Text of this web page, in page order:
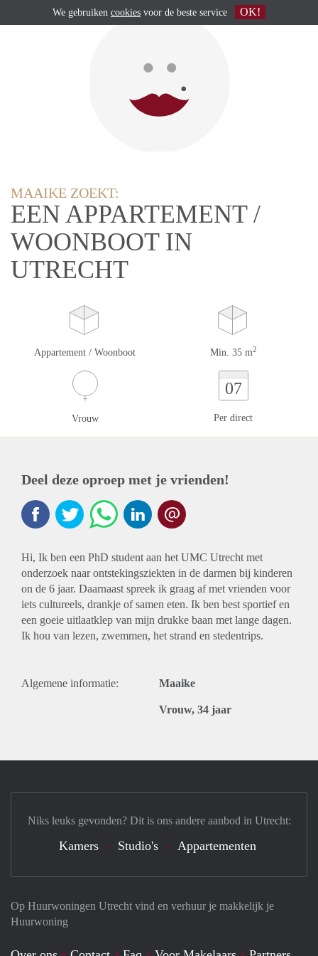
MAAIKE ZOEKT:
EEN APPARTEMENT /
WOONBOOT IN
UTRECHT
Appartement / Woonboot Min. 35 m2
Vrouw
07
Per direct
Deel deze oproep met je vrienden!
Hi, Ik ben een PhD student aan het UMC Utrecht met
onderzoek naar ontstekingsziekten in de darmen bij kinderen
on de 6 jaar. Daarnaast spreek ik graag af met vrienden voor
iets cultureels, drankje of samen eten. Ik ben best sportief en
een goeie uitlaatklep van mijn drukke baan met lange dagen.
Ik hou van lezen, zwemmen, het strand en stedentrips.
Algemene informatie: Maaike
Vrouw, 34 jaar
Op Huurwoningen Utrecht vind en verhuur je makkelijk je
Huurwoning
Niks leuks gevonden? Dit is ons andere aanbod in Utrecht:
Kamers Studio's Appartementen
We gebruiken cookies voor de beste service OK!